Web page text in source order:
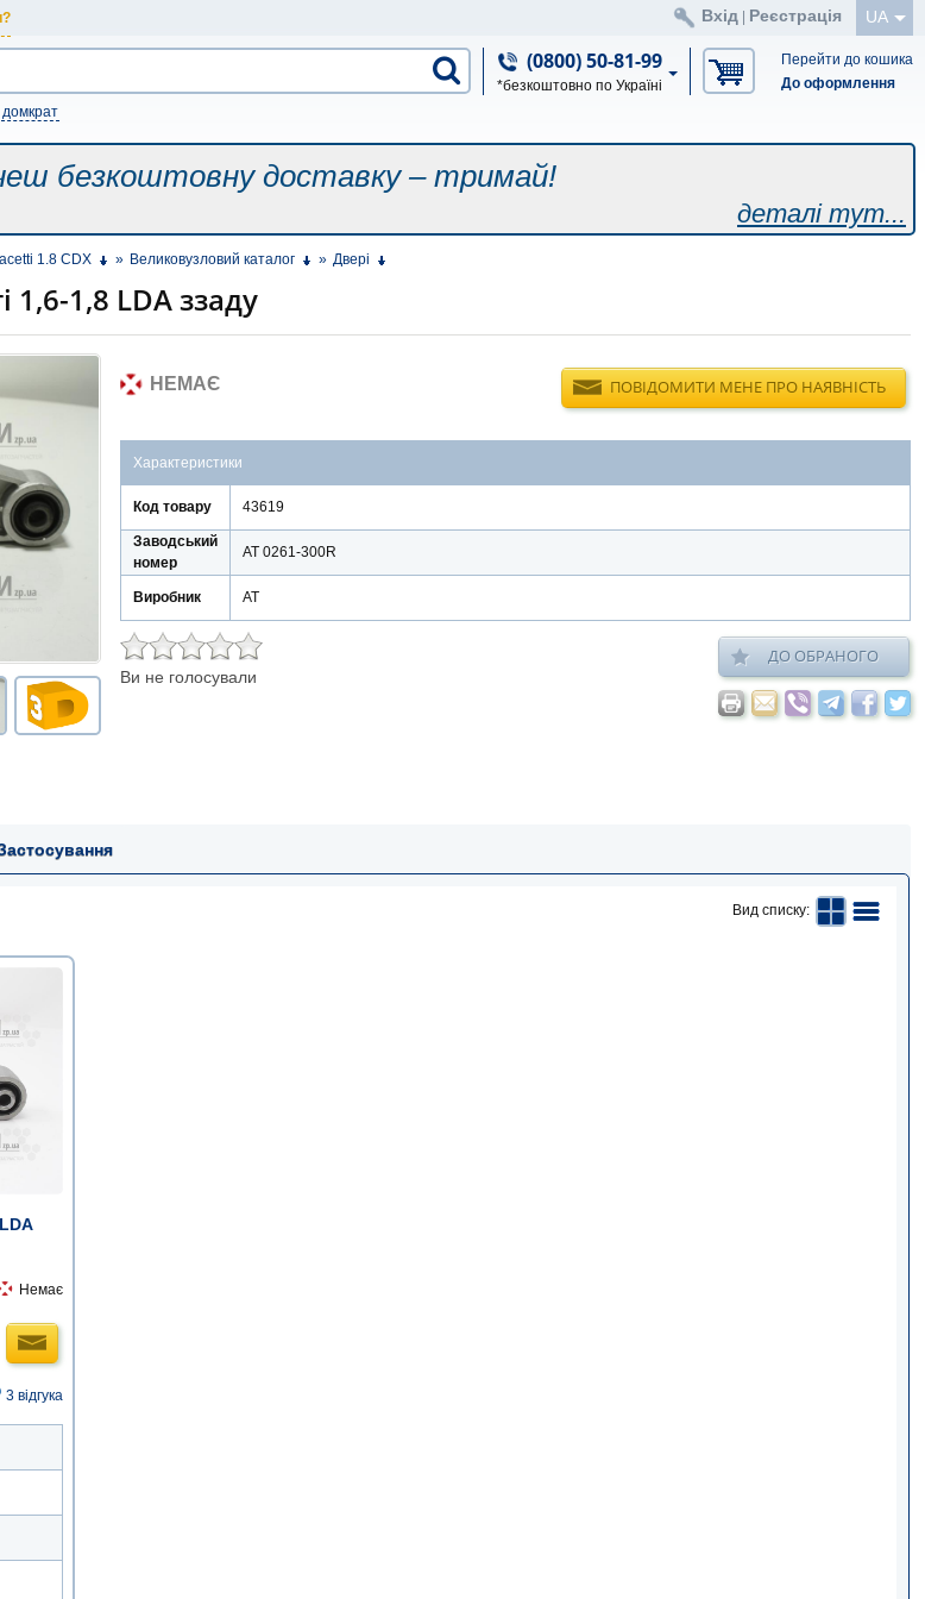
UA
Вхід Реєстрація
(0800) 50-81-99
*безкоштовно по Україні
Перейти до кошика
До оформлення
домкрат
безкоштовну доставку – тримай!
деталі тут...
1.8 CDX » Великовузловий каталог » Двері
1,8 LDA ззаду
НЕМАЄ ПОВІДОМИТИ МЕНЕ ПРО НАЯВНІСТЬ
Характеристики
Код товару 43619
Заводський
номер
AT 0261-300R
Виробник АТ
Ви не голосували
ДО ОБРАНОГО
Вид списку:
Немає
3 відгука